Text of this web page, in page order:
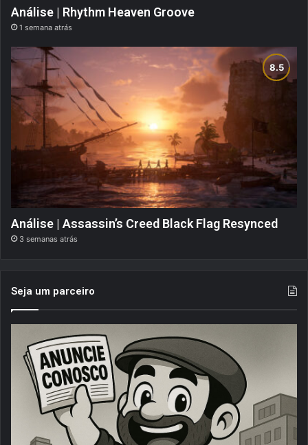
Análise | Rhythm Heaven Groove
1 semana atrás
Análise | Assassin’s Creed Black Flag Resynced
3 semanas atrás
Seja um parceiro